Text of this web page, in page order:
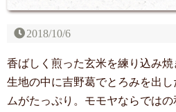
2018/10/6
香ばしく煎った玄米を練り込み
生地の中に吉野葛でとろみを出
ムがたっぷり。モモヤならでは